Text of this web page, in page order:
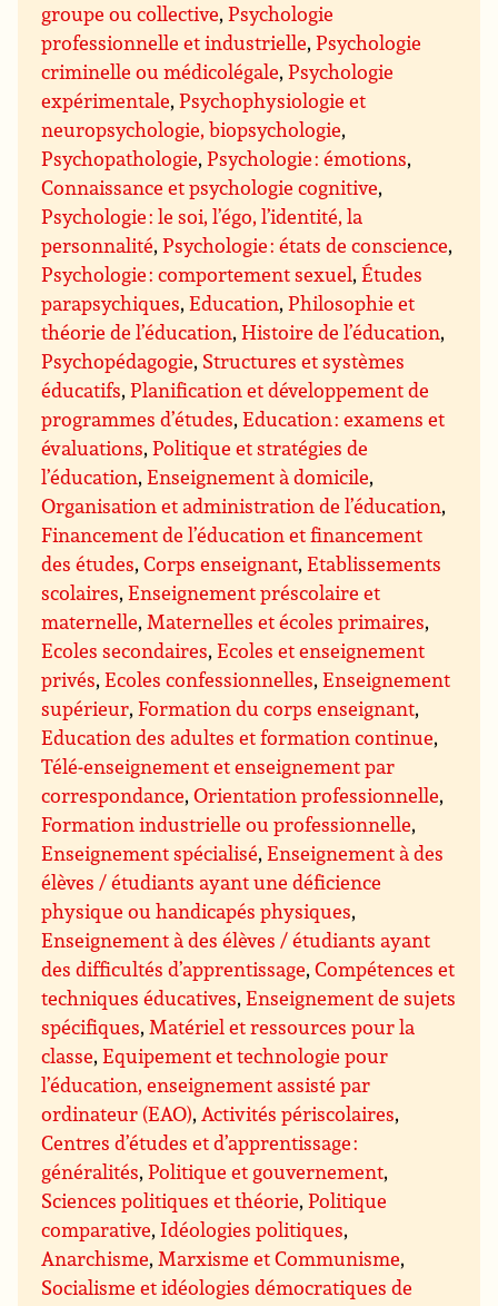
groupe ou collective,Psychologie
professionnelle et industrielle,Psychologie
criminelle ou médicolégale,Psychologie
expérimentale,Psychophysiologie et
neuropsychologie, biopsychologie,
Psychopathologie,Psychologie : émotions,
Connaissance et psychologie cognitive,
Psychologie : le soi, l’égo, l’identité, la
personnalité,Psychologie : états de conscience,
Psychologie : comportement sexuel,Études
parapsychiques,Education,Philosophie et
théorie de l’éducation,Histoire de l’éducation,
Psychopédagogie, Structures et systèmes
éducatifs,Planification et développement de
programmes d’études,Education : examens et
évaluations,Politique et stratégies de
l’éducation,Enseignement à domicile,
Organisation et administration de l’éducation,
Financement de l’éducation et financement
des études,Corps enseignant,Etablissements
scolaires,Enseignement préscolaire et
maternelle,Maternelles et écoles primaires,
Ecoles secondaires,Ecoles et enseignement
privés,Ecoles confessionnelles,Enseignement
supérieur,Formation du corps enseignant,
Education des adultes et formation continue,
Télé-enseignement et enseignement par
correspondance,Orientation professionnelle,
Formation industrielle ou professionnelle,
Enseignement spécialisé,Enseignement à des
élèves / étudiants ayant une déficience
physique ou handicapés physiques,
Enseignement à des élèves / étudiants ayant
des difficultés d’apprentissage,Compétences et
techniques éducatives,Enseignement de sujets
spécifiques,Matériel et ressources pour la
classe,Equipement et technologie pour
l’éducation, enseignement assisté par
ordinateur (EAO),Activités périscolaires,
Centres d’études et d’apprentissage :
généralités,Politique et gouvernement,
Sciences politiques et théorie,Politique
comparative, Idéologies politiques,
Anarchisme,Marxisme et Communisme,
Socialisme et idéologies démocratiques de